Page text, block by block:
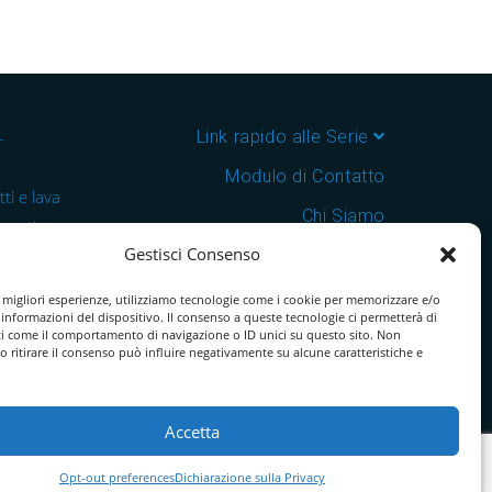
Gestisci Consenso
esperienze, utilizziamo tecnologie come i cookie per memorizzare e/o
informazioni del dispositivo. Il consenso a queste tecnologie ci permetterà di
come il comportamento di navigazione o ID unici su questo sito. Non
ritirare il consenso può influire negativamente su alcune caratteristiche e
Accetta
Opt-out preferencesDichiarazione sulla Privacy
e lava
e
in
Link rapido alle Serie
Modulo di Contatto
Chi Siamo
Download Catalogo PDF
Cookie Policy